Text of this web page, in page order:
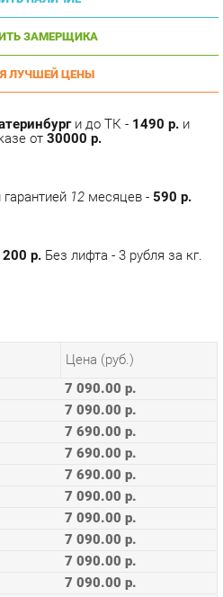
ЛУЧШЕЙ ЦЕНЫ
и до ТК -
от30000 р.
200 р. Без лифта - 3 рубля за кг.
7 090.00 р.
7 690.00 р.
7 090.00 р.
7 090.00 р.
7 090.00 р.
7 090.00 р.
7 090.00 р.
7 090.00 р.
7 090.00 р.
7 090.00 р.